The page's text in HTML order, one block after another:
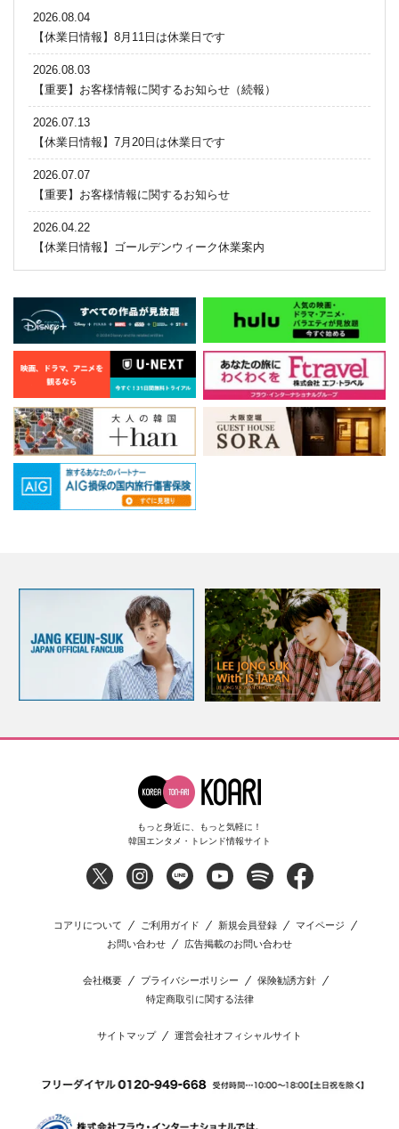
2026.08.04
【休業日情報】8月11日は休業日です
2026.08.03
【重要】お客様情報に関するお知らせ（続報）
2026.07.13
【休業日情報】7月20日は休業日です
2026.07.07
【重要】お客様情報に関するお知らせ
2026.04.22
【休業日情報】ゴールデンウィーク休業案内
もっと身近に、もっと気軽に！
韓国エンタメ・トレンド情報サイト
コアリについて ご利用ガイド 新規会員登録
マイページ
お問い合わせ
広告掲載のお問い合わせ
会社概要 プライバシーポリシー
保険勧誘方針
特定商取引に関する法律
サイトマップ 運営会社オフィシャルサイト